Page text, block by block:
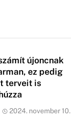
újoncnak
ez pedig
terveit is
2024. november 10.